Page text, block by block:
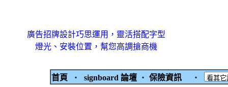
廣告招牌設計巧思運用，靈活搭配字型
燈光、安裝位置，幫您高調搶商機
首頁 ‧ signboard 論壇 ‧ 保險資訊 ‧